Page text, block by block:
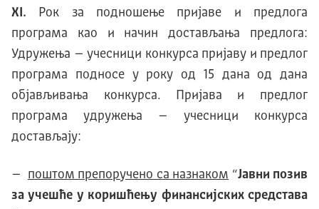
XI. Рок за подношење пријаве и предлога
програма као и начин достављања предлога:
Удружења – учесници конкурса пријаву и предлог
програма подносе у року од 15 дана од дана
објављивања конкурса. Пријава и предлог
програма удружења – учесници конкурса
достављају:
– поштом препоручено са назнаком “Јавни позив
за учешће у коришћењу финансијских средстава